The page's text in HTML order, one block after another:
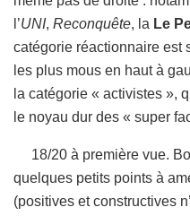
l’UNI, Reconquête, la Le
catégorie réactionnaire est
les plus mous en haut à
la catégorie « activistes »,
le noyau dur des « super
18/20 à première vue.
quelques petits points à
(positives et constructives